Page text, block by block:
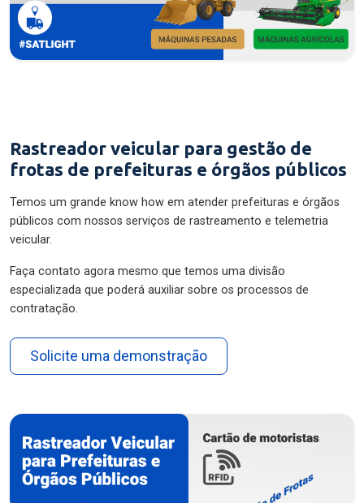
Rastreador veicular para gestão de
frotas de prefeituras e órgãos públicos
Temos um grande know how em atender prefeituras e órgãos
públicos com nossos serviços de rastreamento e telemetria
veicular.
Faça contato agora mesmo que temos uma divisão
especializada que poderá auxiliar sobre os processos de
contratação.
Solicite uma demonstração